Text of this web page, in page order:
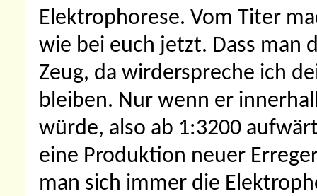
Elektrophorese. Vom Titer
wie bei euch jetzt. Dass man
Zeug, da wirderspreche ich
bleiben. Nur wenn er
würde, also ab 1:3200
eine Produktion neuer
man sich immer die